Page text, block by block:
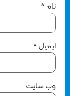
*
ایمیل*
وب‌ سایت